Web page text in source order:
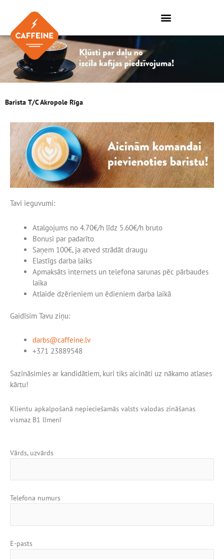
content
Barista T/C Akropole Rīga
Tavi ieguvumi:
Atalgojums no 4.70€/h līdz 5.60€/h bruto
Bonusi par padarīto
Saņem 100€, ja atved strādāt draugu
Elastīgs darba laiks
Apmaksāts internets un telefona sarunas pēc pārbaudes
laika
Atlaide dzērieniem un ēdieniem darba laikā
Gaidīsim Tavu ziņu:
darbs@caffeine.lv
+371 23889548
Sazināsimies ar kandidātiem, kuri tiks aicināti uz nākamo atlases
kārtu!
Klientu apkalpošanā nepieciešamās valsts valodas zināšanas
vismaz B1 līmenī
Vārds, uzvārds
Telefona numurs
E-pasts